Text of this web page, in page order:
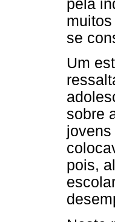
pela
se
Um
sobre
pois,